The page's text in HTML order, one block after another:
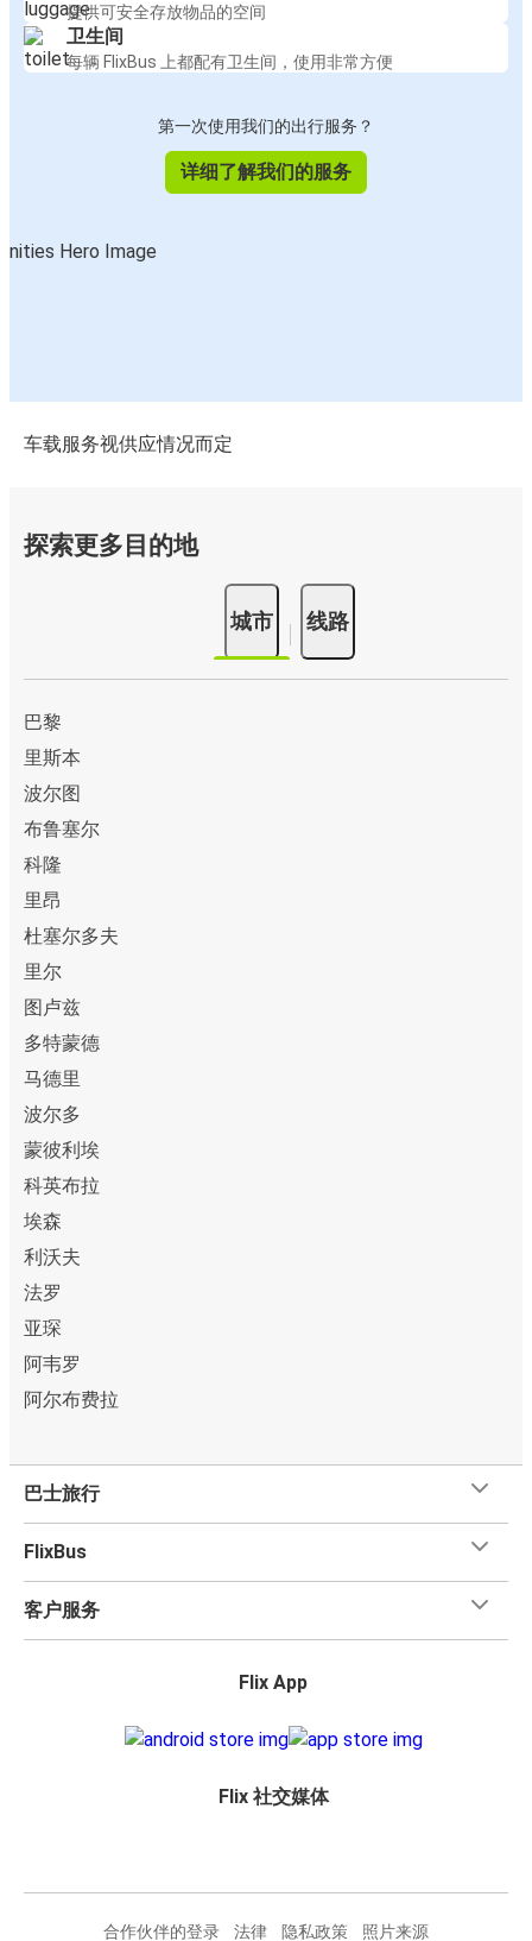
提供可安全存放物品的空间
卫生间
每辆 FlixBus 上都配有卫生间，使用非常方便
第一次使用我们的出行服务？
详细了解我们的服务
车载服务视供应情况而定
探索更多目的地
城市 线路
巴黎
里斯本
波尔图
布鲁塞尔
科隆
里昂
杜塞尔多夫
里尔
图卢兹
多特蒙德
马德里
波尔多
蒙彼利埃
科英布拉
埃森
利沃夫
法罗
亚琛
阿韦罗
阿尔布费拉
巴士旅行
FlixBus
客户服务
Flix App
Flix 社交媒体
合作伙伴的登录 法律 隐私政策 照片来源